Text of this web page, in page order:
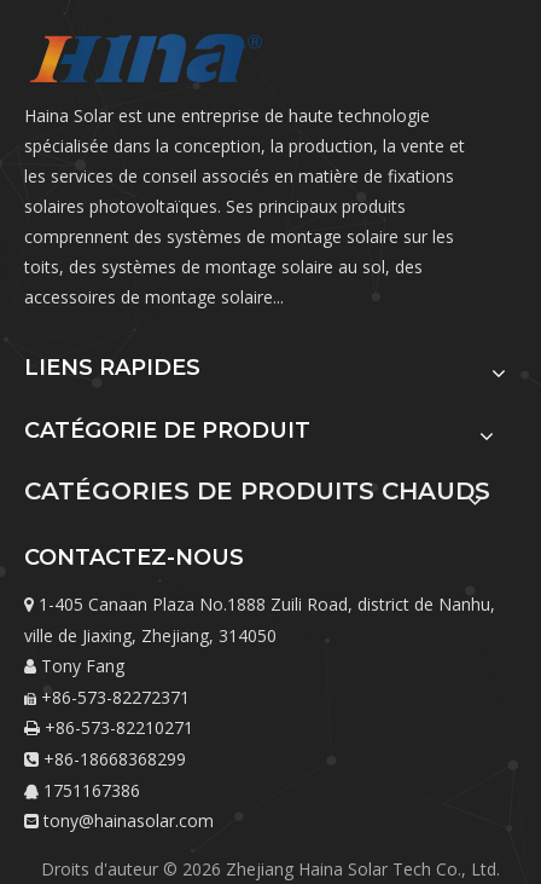
Haina Solar est une entreprise de haute technologie
spécialisée dans la conception, la production, la vente et
les services de conseil associés en matière de fixations
solaires photovoltaïques. Ses principaux produits
comprennent des systèmes de montage solaire sur les
toits, des systèmes de montage solaire au sol, des
accessoires de montage solaire...
LIENS RAPIDES
CATÉGORIE DE PRODUIT
CATÉGORIES DE PRODUITS CHAUDS
CONTACTEZ-NOUS
 1-405 Canaan Plaza No.1888 Zuili Road, district de Nanhu,
ville de Jiaxing, Zhejiang, 314050
 Tony Fang
 +86-573-82272371
 +86-573-82210271
 +86-18668368299
 1751167386
 tony@hainasolar.com
Droits d'auteur © 2026 Zhejiang Haina Solar Tech Co., Ltd.